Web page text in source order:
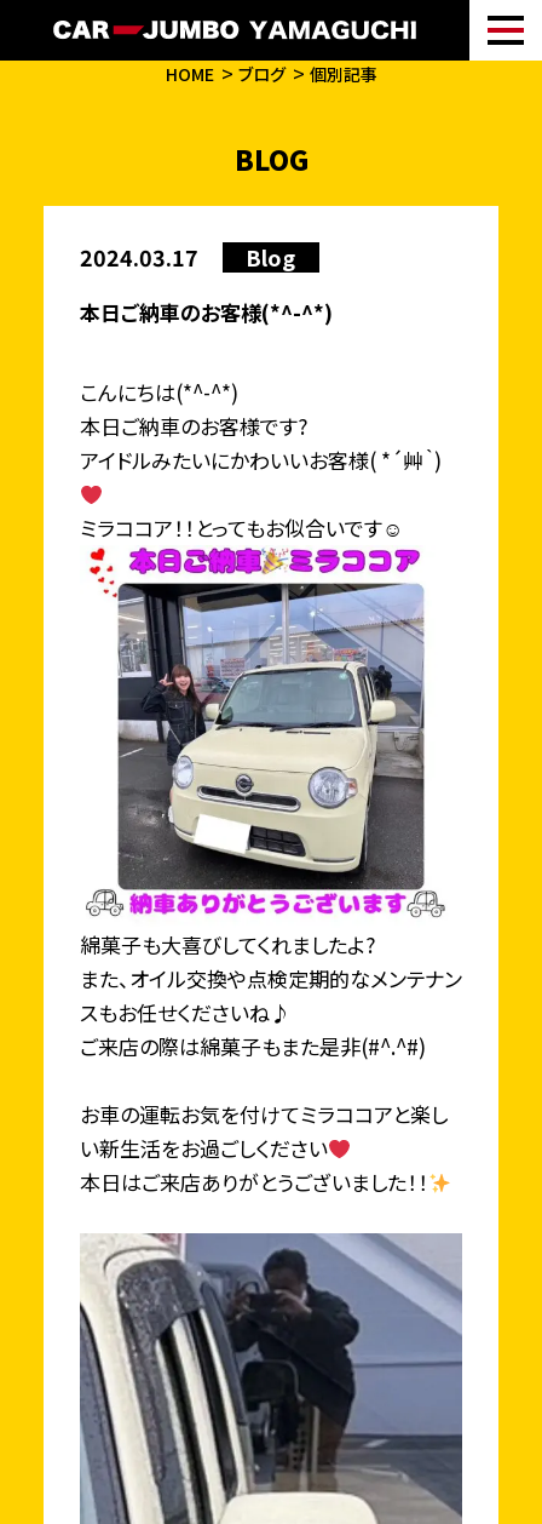
HOME ブログ 個別記事
BLOG
2024.03.17 Blog
本日ご納車のお客様(*^-^*)
こんにちは(*^-^*)
本日ご納車のお客様です?
アイドルみたいにかわいいお客様( *´艸｀)
ミラココア！！とってもお似合いです☺
綿菓子も大喜びしてくれましたよ?
また、オイル交換や点検定期的なメンテナン
スもお任せくださいね♪
ご来店の際は綿菓子もまた是非(#^.^#)
お車の運転お気を付けてミラココアと楽し
い新生活をお過ごしください
本日はご来店ありがとうございました！！